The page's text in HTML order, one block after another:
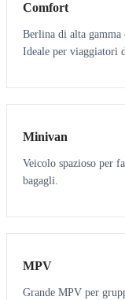
Comfort
Berlina di alta gamma
Ideale per viaggiatori
6 5
Minivan
Veicolo spazioso per
bagagli.
7 7
MPV
Grande MPV per